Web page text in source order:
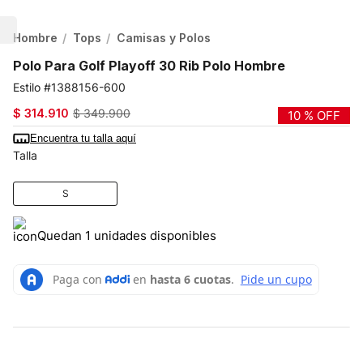
Hombre Tops Camisas y Polos
Polo Para Golf Playoff 30 Rib Polo Hombre
1388156-600
$ 314.910 $ 349.900 10 % OFF
Encuentra tu talla aquí
Talla
S
Quedan 1 unidades disponibles